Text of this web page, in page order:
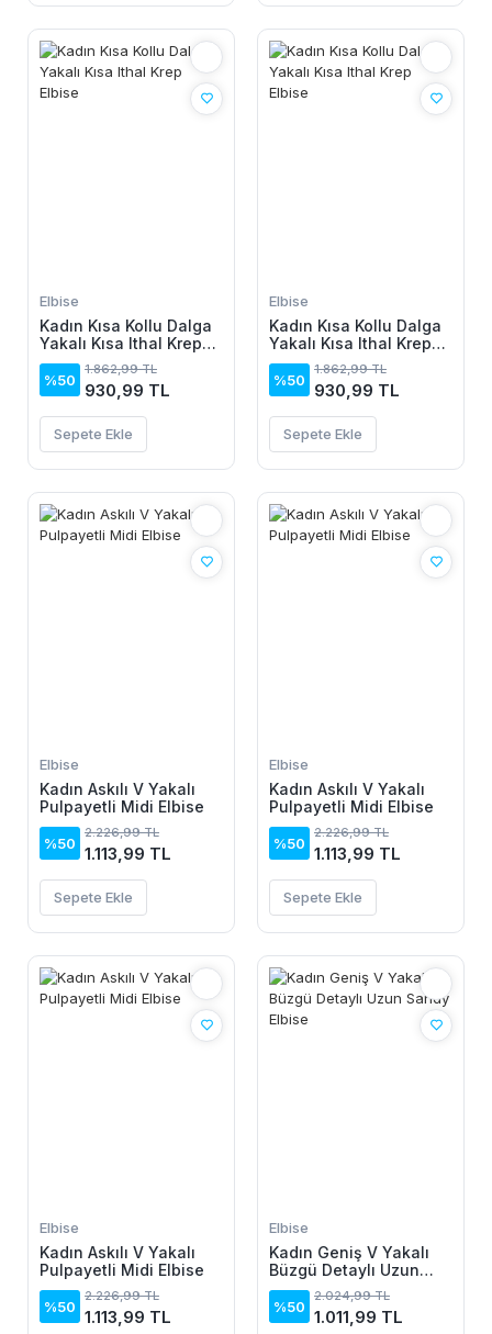
Elbise
Kadın Kısa Kollu Dalga
Yakalı Kısa Ithal Krep
Elbise
%50
1.862,99 TL
930,99 TL
Sepete Ekle
Elbise
Kadın Kısa Kollu Dalga
Yakalı Kısa Ithal Krep
Elbise
%50
1.862,99 TL
930,99 TL
Sepete Ekle
Elbise
Kadın Askılı V Yakalı
Pulpayetli Midi Elbise
%50
2.226,99 TL
1.113,99 TL
Sepete Ekle
Elbise
Kadın Askılı V Yakalı
Pulpayetli Midi Elbise
%50
2.226,99 TL
1.113,99 TL
Sepete Ekle
Elbise
Kadın Askılı V Yakalı
Pulpayetli Midi Elbise
%50
2.226,99 TL
1.113,99 TL
Elbise
Kadın Geniş V Yakalı
Büzgü Detaylı Uzun
Sandy Elbise
%50
2.024,99 TL
1.011,99 TL